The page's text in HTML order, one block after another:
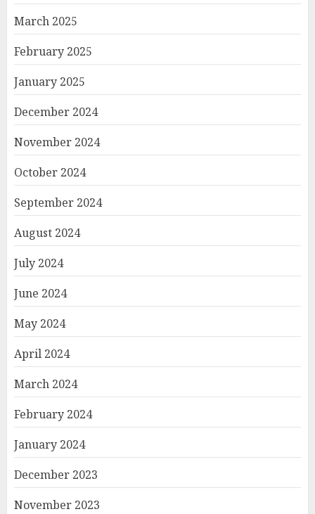
March 2025
February 2025
January 2025
December 2024
November 2024
October 2024
September 2024
August 2024
July 2024
June 2024
May 2024
April 2024
March 2024
February 2024
January 2024
December 2023
November 2023